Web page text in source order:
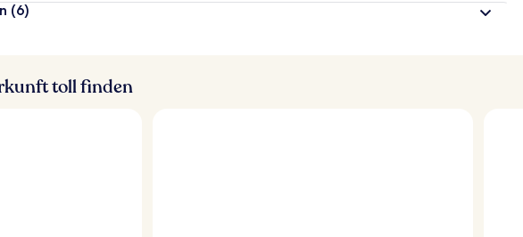
(6)
toll finden